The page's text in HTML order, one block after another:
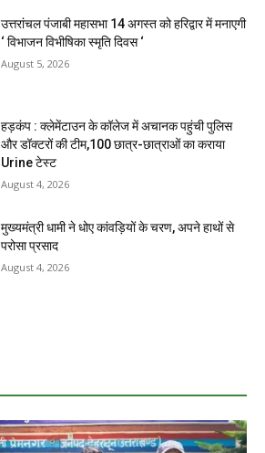
उत्तरांचल पंजाबी महासभा 14 अगस्त को हरिद्वार में मनाएगी
‘ विभाजन विभीषिका स्मृति दिवस ‘
August 5, 2026
हड़कंप : क्लेमेंटाउन के कॉलेज में अचानक पहुंची पुलिस
और डॉक्टरों की टीम,100 छात्र-छात्राओं का कराया
Urine टेस्ट
August 4, 2026
मुख्यमंत्री धामी ने धोए कांवड़ियों के चरण, अपने हाथों से
परोसा प्रसाद
August 4, 2026